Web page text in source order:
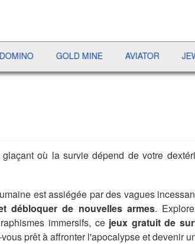
GOLD MINE AVIATOR JEWEL
où la survie dépend de votre
est assiégée par des vagues
débloquer de nouvelles armes.
immersifs, ce jeux gratuit de
prêt à affronter l'apocalypse et devenir